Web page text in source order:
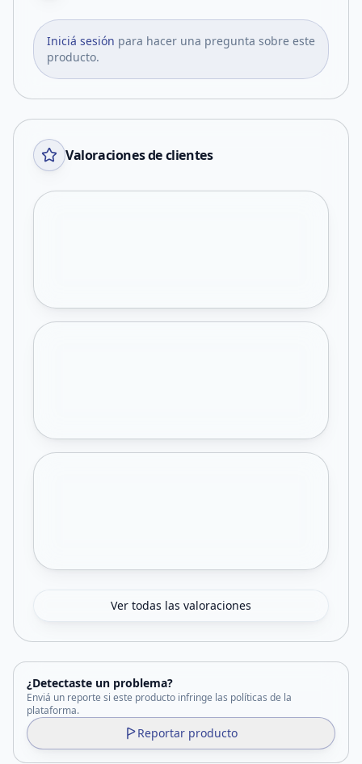
Iniciá sesión para hacer una pregunta sobre este
producto.
Valoraciones de clientes
Ver todas las valoraciones
¿Detectaste un problema?
Enviá un reporte si este producto infringe las políticas de la
plataforma.
Reportar producto